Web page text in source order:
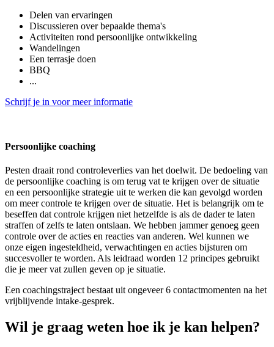
Delen van ervaringen
Discussieren over bepaalde thema's
Activiteiten rond persoonlijke ontwikkeling
Wandelingen
Een terrasje doen
BBQ
...
Schrijf je in voor meer informatie
Persoonlijke coaching
Pesten draait rond controleverlies van het doelwit. De bedoeling van
de persoonlijke coaching is om terug vat te krijgen over de situatie
en een persoonlijke strategie uit te werken die kan gevolgd worden
om meer controle te krijgen over de situatie. Het is belangrijk om te
beseffen dat controle krijgen niet hetzelfde is als de dader te laten
straffen of zelfs te laten ontslaan. We hebben jammer genoeg geen
controle over de acties en reacties van anderen. Wel kunnen we
onze eigen ingesteldheid, verwachtingen en acties bijsturen om
succesvoller te worden. Als leidraad worden 12 principes gebruikt
die je meer vat zullen geven op je situatie.
Een coachingstraject bestaat uit ongeveer 6 contactmomenten na het
vrijblijvende intake-gesprek.
Wil je graag weten hoe ik je kan helpen?